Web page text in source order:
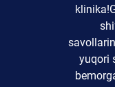
yuqori